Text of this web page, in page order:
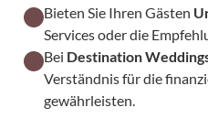
Bieten Sie Ihren Gästen
Services oder die
Bei Destination
Verständnis für die
gewährleisten.